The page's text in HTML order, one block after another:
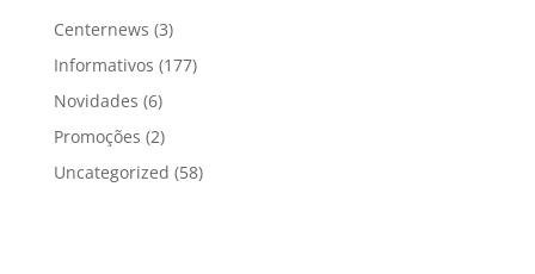
Centernews (3)
Informativos (177)
Novidades (6)
Promoções (2)
Uncategorized (58)